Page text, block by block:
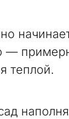
—
теплой.